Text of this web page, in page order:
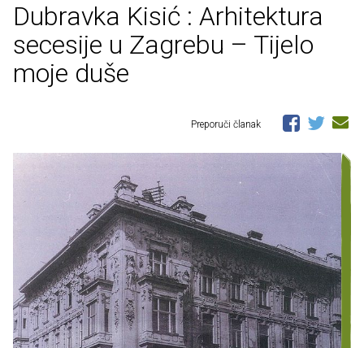
Dubravka Kisić : Arhitektura
secesije u Zagrebu – Tijelo
moje duše
Preporuči članak